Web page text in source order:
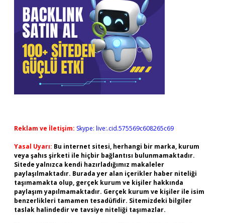
Reklam ve İletişim: Skype: live:.cid.575569c608265c69
Yasal Uyarı: Bu internet sitesi, herhangi bir marka, kurum
veya şahıs şirketi ile hiçbir bağlantısı bulunmamaktadır.
Sitede yalnızca kendi hazırladığımız makaleler
paylaşılmaktadır. Burada yer alan içerikler haber niteliği
taşımamakta olup, gerçek kurum ve kişiler hakkında
paylaşım yapılmamaktadır. Gerçek kurum ve kişiler ile isim
benzerlikleri tamamen tesadüfidir. Sitemizdeki bilgiler
taslak halindedir ve tavsiye niteliği taşımazlar.